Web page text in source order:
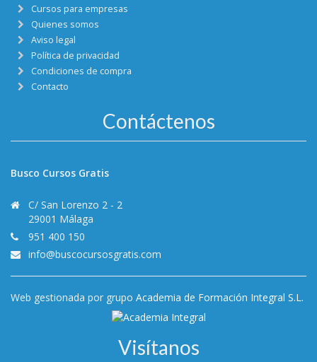
Cursos para empresas
Quienes somos
Aviso legal
Política de privacidad
Condiciones de compra
Contacto
Contáctenos
Busco Cursos Gratis
C/ San Lorenzo 2 - 2
29001 Málaga
951 400 150
info@buscocursosgratis.com
Web gestionada por grupo Academia de Formación Integral S.L.
Visítanos